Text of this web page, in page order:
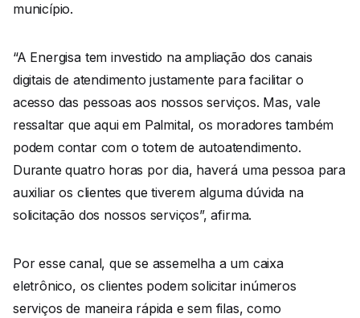
município.
“A Energisa tem investido na ampliação dos canais
digitais de atendimento justamente para facilitar o
acesso das pessoas aos nossos serviços. Mas, vale
ressaltar que aqui em Palmital, os moradores também
podem contar com o totem de autoatendimento.
Durante quatro horas por dia, haverá uma pessoa para
auxiliar os clientes que tiverem alguma dúvida na
solicitação dos nossos serviços”, afirma.
Por esse canal, que se assemelha a um caixa
eletrônico, os clientes podem solicitar inúmeros
serviços de maneira rápida e sem filas, como